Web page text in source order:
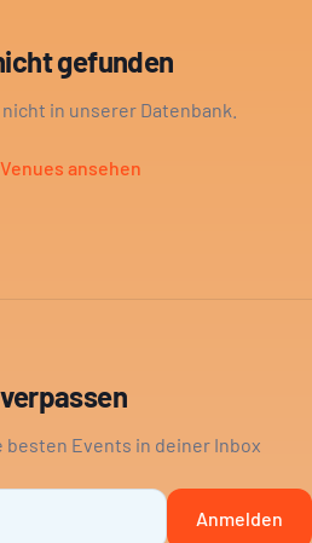
gefunden
in unserer Datenbank.
ansehen
besten Events in deiner Inbox
Anmelden